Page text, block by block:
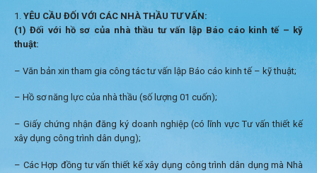
YÊU CẦU ĐỐI VỚI CÁC NHÀ THẦU TƯ VẤN:
(1) Đối với hồ sơ của nhà thầu tư vấn lập Báo cáo kinh tế – kỹ
thuật:
– Văn bản xin tham gia công tác tư vấn lập Báo cáo kinh tế – kỹ thuật;
– Hồ sơ năng lực của nhà thầu (số lượng 01 cuốn);
– Giấy chứng nhận đăng ký doanh nghiệp (có lĩnh vực Tư vấn thiết kế
xây dụng công trình dân dụng);
– Các Hợp đồng tư vấn thiết kế xây dụng công trình dân dụng mà Nhà